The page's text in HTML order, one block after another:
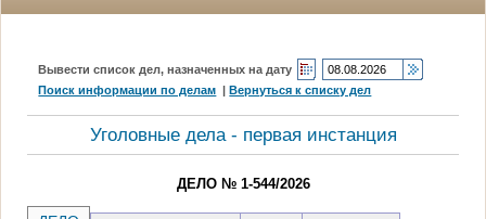
Вывести список дел, назначенных на дату
Поиск информации по делам |Вернуться к списку дел
Уголовные дела - первая инстанция
ДЕЛО № 1-544/2026